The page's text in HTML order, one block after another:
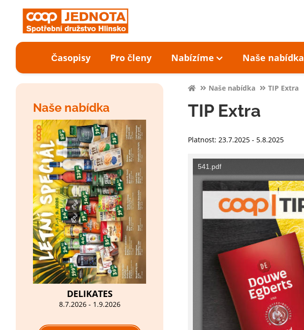
Časopisy Pro členy Nabízíme Naše nabídka
Naše nabídka
DELIKATES
8.7.2026 - 1.9.2026
Naše nabídka TIP Extra
TIP Extra
Platnost: 23.7.2025 - 5.8.2025